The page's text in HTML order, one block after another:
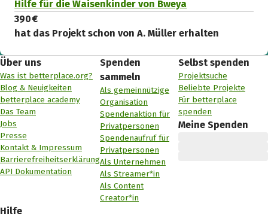
Hilfe für die Waisenkinder von Bweya
390 €
hat das Projekt schon von A. Müller erhalten
Über uns
Was ist betterplace.org?
Blog & Neuigkeiten
betterplace academy
Das Team
Jobs
Presse
Kontakt & Impressum
Barrierefreiheitserklärung
API Dokumentation
Spenden
sammeln
Als gemeinnützige
Organisation
Spendenaktion für
Privatpersonen
Spendenaufruf für
Privatpersonen
Als Unternehmen
Als Streamer*in
Als Content
Creator*in
Selbst spenden
Projektsuche
Beliebte Projekte
Für betterplace
spenden
Meine Spenden
Hilfe